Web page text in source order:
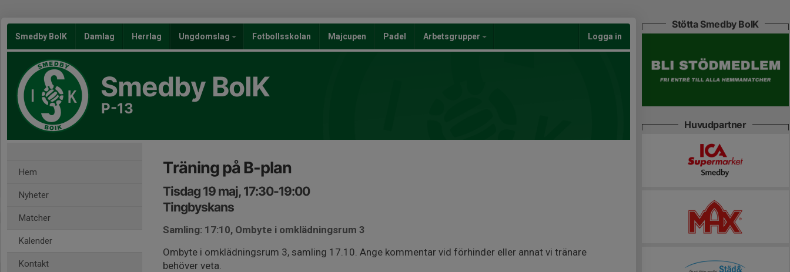
Smedby BoIK Damlag Herrlag Ungdomslag Fotbollsskolan Majcupen Padel Arbetsgrupper Logga in
Smedby BoIK
P-13
Hem
Nyheter
Matcher
Kalender
Kontakt
Träning på B-plan
Tisdag 19 maj, 17:30-19:00
Tingbyskans
Samling: 17:10, Ombyte i omklädningsrum 3
Ombyte i omklädningsrum 3, samling 17.10. Ange kommentar vid förhinder eller annat vi tränare
behöver veta.
Stötta Smedby BoIK
Huvudpartner